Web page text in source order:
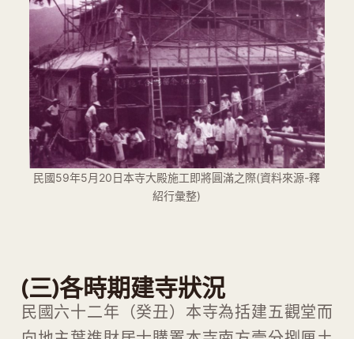
民國59年5月20日本寺大殿施工即將圓滿之際(資料來源-釋
紹行彙整)
(三)各時期建寺狀況
民國六十二年（癸丑）本寺為括建五觀堂而